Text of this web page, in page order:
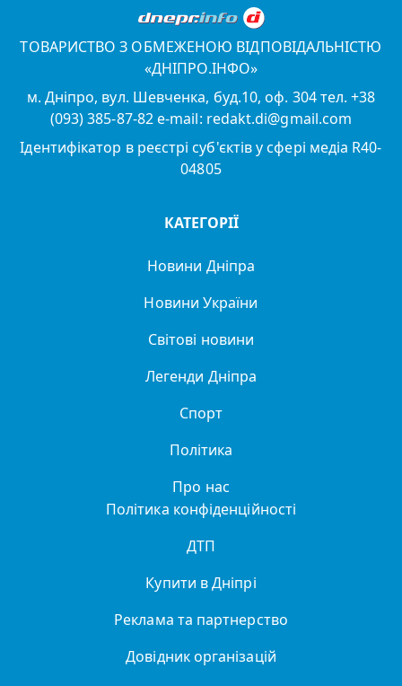
ТОВАРИСТВО З ОБМЕЖЕНОЮ ВІДПОВІДАЛЬНІСТЮ
«ДНІПРО.ІНФО»
м. Дніпро, вул. Шевченка, буд.10, оф. 304 тел. +38
(093) 385-87-82 e-mail: redakt.di@gmail.com
Ідентифікатор в реєстрі суб'єктів у сфері медіа R40-
04805
КАТЕГОРІЇ
Новини Дніпра
Новини України
Світові новини
Легенди Дніпра
Спорт
Політика
Про нас
Політика конфіденційності
ДТП
Купити в Дніпрі
Реклама та партнерство
Довідник організацій